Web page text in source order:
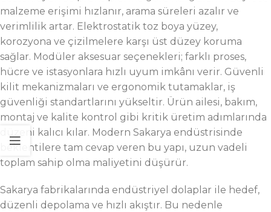
malzeme erişimi hızlanır, arama süreleri azalır ve
verimlilik artar. Elektrostatik toz boya yüzey,
korozyona ve çizilmelere karşı üst düzey koruma
sağlar. Modüler aksesuar seçenekleri; farklı proses,
hücre ve istasyonlara hızlı uyum imkânı verir. Güvenli
kilit mekanizmaları ve ergonomik tutamaklar, iş
güvenliği standartlarını yükseltir. Ürün ailesi, bakım,
montaj ve kalite kontrol gibi kritik üretim adımlarında
düzeni kalıcı kılar. Modern Sakarya endüstrisinde
beklentilere tam cevap veren bu yapı, uzun vadeli
toplam sahip olma maliyetini düşürür.
Sakarya fabrikalarında endüstriyel dolaplar ile hedef,
düzenli depolama ve hızlı akıştır. Bu nedenle